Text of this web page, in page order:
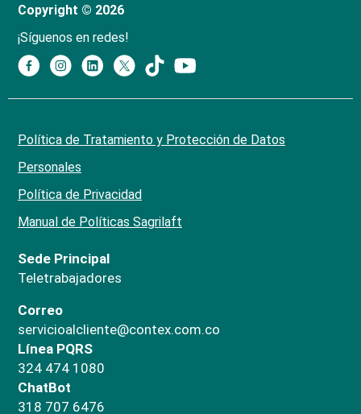
Copyright © 2026
¡Síguenos en redes!
Política de Tratamiento y Protección de Datos
Personales
Política de Privacidad
Manual de Políticas Sagrilaft
Sede Principal
Teletrabajadores
Correo
servicioalcliente@contex.com.co
Línea PQRS
324 474 1080
ChatBot
318 707 6476